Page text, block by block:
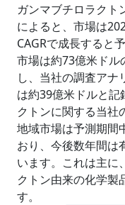
ガンマブチロラクト
によると、市場は
CAGRで成長すると
市場は約73億米ドル
し、当社の調査アナ
は約39億米ドルと記
クトンに関する当社
地域市場は予測期間
おり、今後数年間は
います。これは主に
クトン由来の化学製
す。